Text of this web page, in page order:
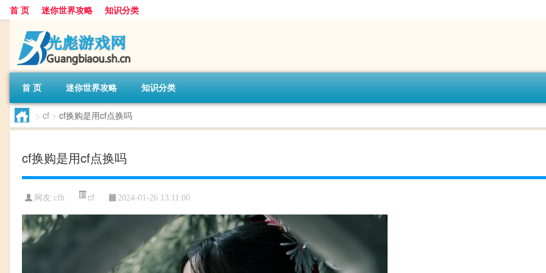
首 页 迷你世界攻略 知识分类
首 页 迷你世界攻略 知识分类
> cf > cf换购是用cf点换吗
cf换购是用cf点换吗
网友:cfh cf 2024-01-26 13:11:00